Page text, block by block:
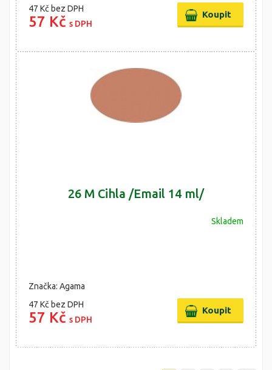
47 Kč bez DPH
57 Kč s DPH
26 M Cihla /Email 14 ml/
Skladem
Značka: Agama
47 Kč bez DPH
57 Kč s DPH